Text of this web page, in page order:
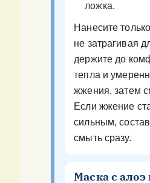
ложка.
Нанесите
не затрагивая
держите до
тепла и
жжения, затем
Если жжение
сильным,
смыть сразу.
Маска с